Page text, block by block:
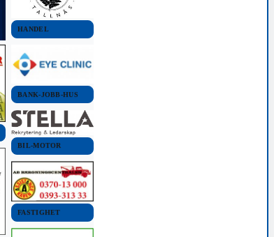
HANDEL
BANK-JOBB-HUS
BIL-MOTOR
FASTIGHET